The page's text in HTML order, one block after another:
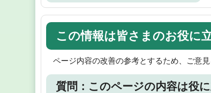
この情報は皆さまのお役に
ページ内容の改善の参考とするため、ご意見
質問：このページの内容は役